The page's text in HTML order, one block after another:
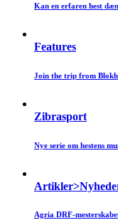
Kan en erfaren hest
Features
Join the trip from
Zibrasport
Nye serie om hestens
Agria DRF-